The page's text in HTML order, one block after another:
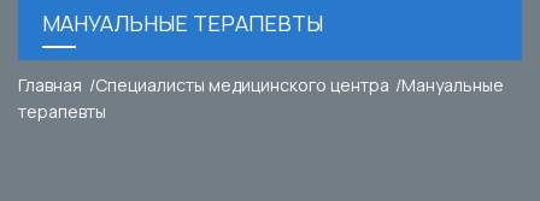
МАНУАЛЬНЫЕ ТЕРАПЕВТЫ
Главная Специалисты медицинского центра
Мануальные
терапевты